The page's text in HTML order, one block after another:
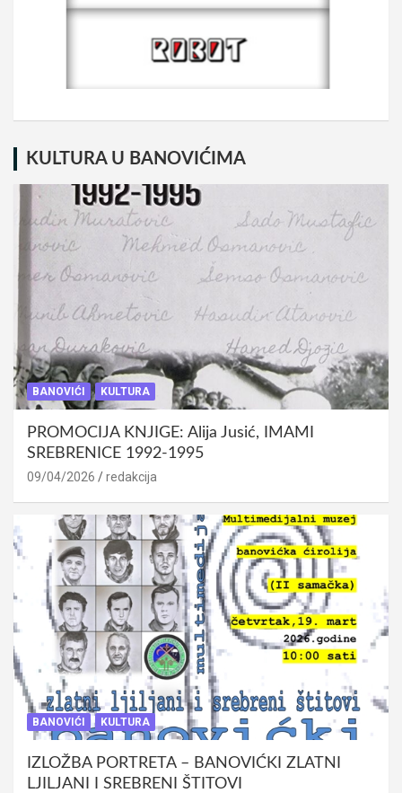
KULTURA U BANOVIĆIMA
BANOVIĆI KULTURA
PROMOCIJA KNJIGE: Alija Jusić, IMAMI
SREBRENICE 1992-1995
09/04/2026 redakcija
BANOVIĆI KULTURA
IZLOŽBA PORTRETA – BANOVIĆKI ZLATNI
LJILJANI I SREBRENI ŠTITOVI